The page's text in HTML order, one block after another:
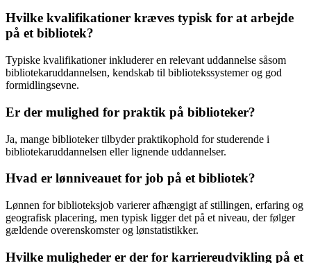
Hvilke kvalifikationer kræves typisk for at arbejde
på et bibliotek?
Typiske kvalifikationer inkluderer en relevant uddannelse såsom
bibliotekaruddannelsen, kendskab til bibliotekssystemer og god
formidlingsevne.
Er der mulighed for praktik på biblioteker?
Ja, mange biblioteker tilbyder praktikophold for studerende i
bibliotekaruddannelsen eller lignende uddannelser.
Hvad er lønniveauet for job på et bibliotek?
Lønnen for biblioteksjob varierer afhængigt af stillingen, erfaring og
geografisk placering, men typisk ligger det på et niveau, der følger
gældende overenskomster og lønstatistikker.
Hvilke muligheder er der for karriereudvikling på et